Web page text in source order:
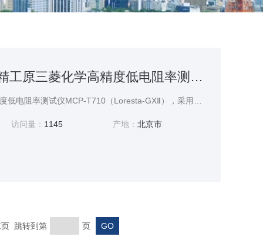
MCP-T710日东精工原三菱化学高精度低电阻率测试仪
访问量： 1145 产地：北京市
跳转到第 页